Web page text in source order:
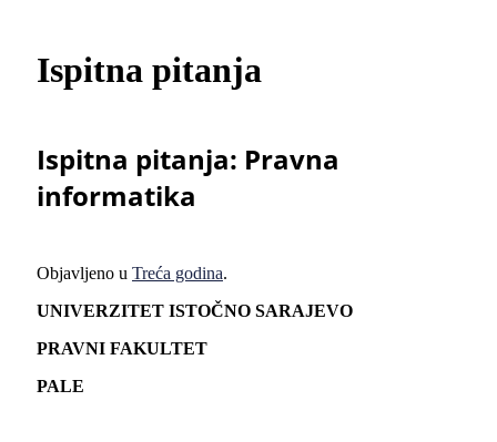
Ispitna pitanja
Ispitna pitanja: Pravna
informatika
Objavljeno u Treća godina.
UNIVERZITET ISTOČNO SARAJEVO
PRAVNI FAKULTET
PALE